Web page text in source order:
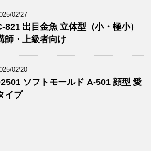
02/27
821 出目金魚 立体型（小・極小）
師・上級者向け
02/20
ソフトモールド A-501 顔型 愛
イプ